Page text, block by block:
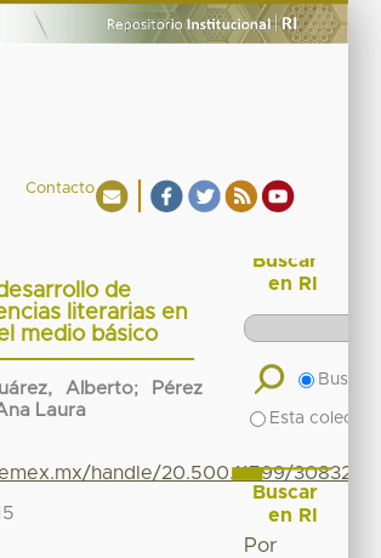
Contacto
de
literarias en
medio básico
Alberto;
Pérez
Laura
handle/20.500.11799/30832
Buscar
en RI
Buscar
Esta
Buscar
en RI
Por